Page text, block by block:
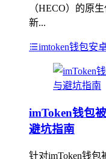
（HECO）的原
新...
imtoken钱包安
imToken钱包
避坑指南
针对imToken钱